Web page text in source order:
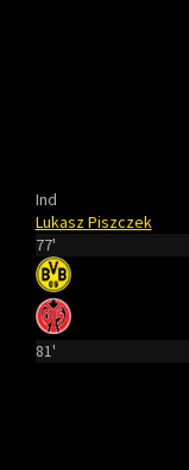
Ind
Lukasz Piszczek
77'
81'